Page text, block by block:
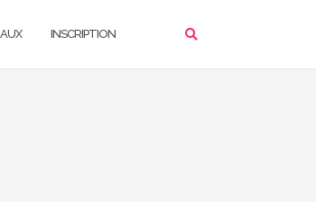
INSCRIPTION